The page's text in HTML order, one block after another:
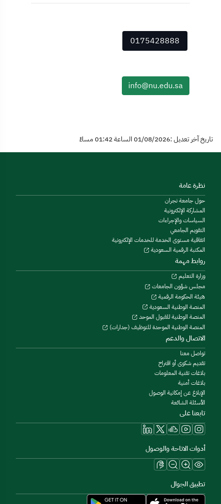
0175428888
info@nu.edu.sa
تاريخ آخر تعديل :01/08/2026 الساعة 01:42 مساءً
نظرة عامة
حول جامعة نجران
المشاركة الإلكترونية
السياسات والإجراءات
التقويم الجامعي
اتفاقية مستوى الخدمة للخدمات الإلكترونية
المكتبة الرقمية السعودية
روابط مهمة
وزارة التعليم
مجلس شؤون الجامعات
هيئة الحكومة الرقمية
المنصة الوطنية السعودية
المنصة الوطنية للقبول الموحد
المنصة الوطنية الموحدة للتوظيف (جدارات)
الاتصال والدعم
تواصل معنا
تقديم شكوى أو اقتراح
بلاغات تقنية المعلومات
بلاغات أمنية
الإبلاغ عن إمكانية الوصول
الأسئلة الشائعة
تابعنا على
أدوات الاتاحة والوصول
تطبيق الجوال